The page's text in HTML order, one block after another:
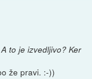
to je izvedljivo? Ker
že pravi. :-))